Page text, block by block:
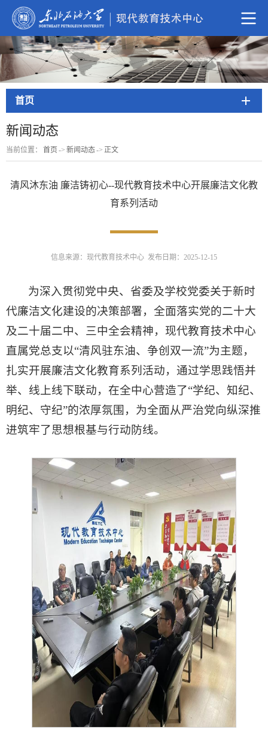
首页
新闻动态
当前位置： 首页 -> 新闻动态-> 正文
清风沐东油 廉洁铸初心--现代教育技术中心开展廉洁文化教
育系列活动
信息来源：现代教育技术中心 发布日期：2025-12-15
为深入贯彻党中央、省委及学校党委关于新时
代廉洁文化建设的决策部署，全面落实党的二十大
及二十届二中、三中全会精神，现代教育技术中心
直属党总支以“清风驻东油、争创双一流”为主题，
扎实开展廉洁文化教育系列活动，通过学思践悟并
举、线上线下联动，在全中心营造了“学纪、知纪、
明纪、守纪”的浓厚氛围，为全面从严治党向纵深推
进筑牢了思想根基与行动防线。